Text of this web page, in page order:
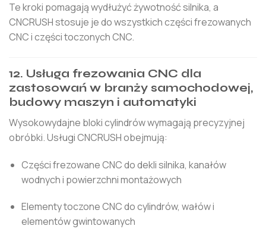
Te kroki pomagają wydłużyć żywotność silnika, a
CNCRUSH stosuje je do wszystkich części frezowanych
CNC i części toczonych CNC.
12. Usługa frezowania CNC dla
zastosowań w branży samochodowej,
budowy maszyn i automatyki
Wysokowydajne bloki cylindrów wymagają precyzyjnej
obróbki. Usługi CNCRUSH obejmują:
Części frezowane CNC do dekli silnika, kanałów
wodnych i powierzchni montażowych
Elementy toczone CNC do cylindrów, wałów i
elementów gwintowanych